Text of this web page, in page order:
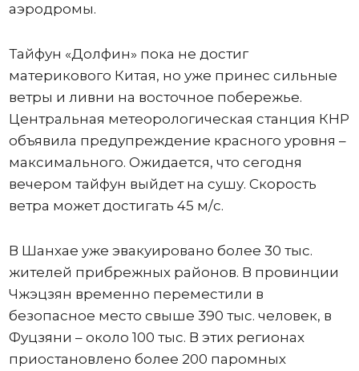
аэродромы.
Тайфун «Долфин» пока не достиг
материкового Китая, но уже принес сильные
ветры и ливни на восточное побережье.
Центральная метеорологическая станция КНР
объявила предупреждение красного уровня –
максимального. Ожидается, что сегодня
вечером тайфун выйдет на сушу. Скорость
ветра может достигать 45 м/с.
В Шанхае уже эвакуировано более 30 тыс.
жителей прибрежных районов. В провинции
Чжэцзян временно переместили в
безопасное место свыше 390 тыс. человек, в
Фуцзяни – около 100 тыс. В этих регионах
приостановлено более 200 паромных